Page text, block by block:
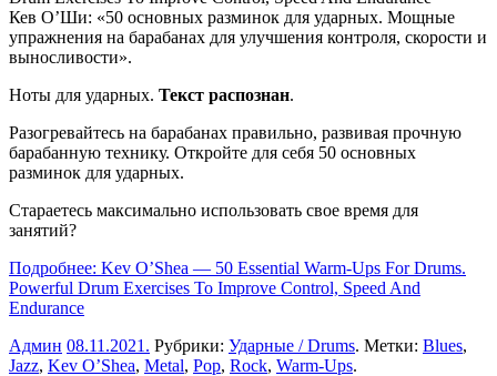
Кев О’Ши: «50 основных разминок для ударных. Мощные
упражнения на барабанах для улучшения контроля, скорости и
выносливости».
Ноты для ударных. Текст распознан.
Разогревайтесь на барабанах правильно, развивая прочную
барабанную технику. Откройте для себя 50 основных
разминок для ударных.
Стараетесь максимально использовать свое время для
занятий?
Подробнее: Kev O’Shea — 50 Essential Warm-Ups For Drums.
Powerful Drum Exercises To Improve Control, Speed And
Endurance
Админ 08.11.2021 . Рубрики: Ударные / Drums. Метки: Blues,
Jazz, Kev O’Shea, Metal, Pop, Rock, Warm-Ups.